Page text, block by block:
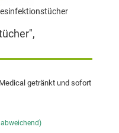
getränkt und sofort